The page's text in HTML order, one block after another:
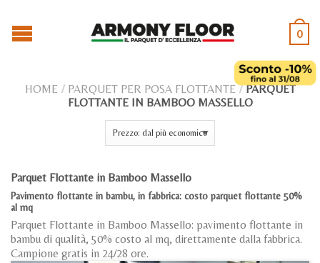
0
HOME / PARQUET PER POSA FLOTTANTE / PARQUET
FLOTTANTE IN BAMBOO MASSELLO
Parquet Flottante in Bamboo Massello
Pavimento flottante in bambu, in fabbrica: costo parquet flottante 50%
al mq
Parquet Flottante in Bamboo Massello: pavimento flottante in
bambu di qualità, 50% costo al mq, direttamente dalla fabbrica.
Campione gratis in 24/28 ore.